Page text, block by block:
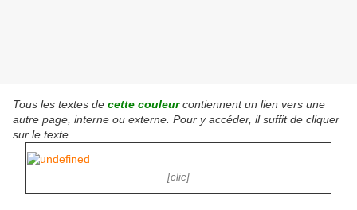
Tous les textes de cette couleurcontiennent un lien vers une
autre page, interne ou externe. Pour y accéder, il suffit de cliquer
sur le texte.
[clic]